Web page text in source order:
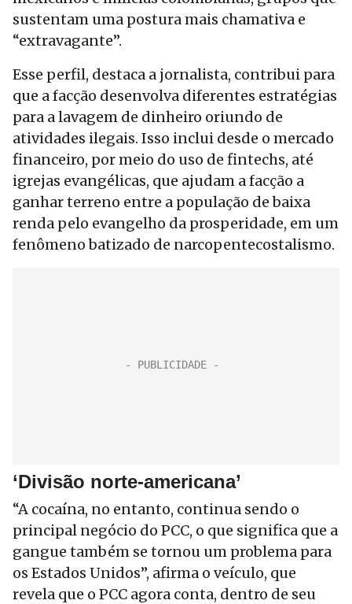
sustentam uma postura mais chamativa e
“extravagante”.
Esse perfil, destaca a jornalista, contribui para
que a facção desenvolva diferentes estratégias
para a lavagem de dinheiro oriundo de
atividades ilegais. Isso inclui desde o mercado
financeiro, por meio do uso de fintechs, até
igrejas evangélicas, que ajudam a facção a
ganhar terreno entre a população de baixa
renda pelo evangelho da prosperidade, em um
fenômeno batizado de narcopentecostalismo.
‘Divisão norte-americana’
“A cocaína, no entanto, continua sendo o
principal negócio do PCC, o que significa que a
gangue também se tornou um problema para
os Estados Unidos”, afirma o veículo, que
revela que o PCC agora conta, dentro de seu